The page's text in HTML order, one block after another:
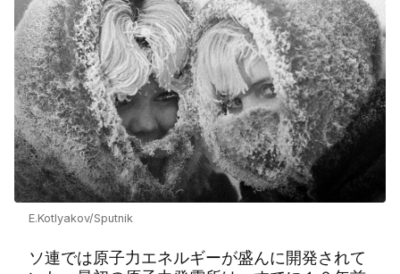
E.Kotlyakov/Sputnik
ソ連では原子力エネルギーが盛んに開発されて